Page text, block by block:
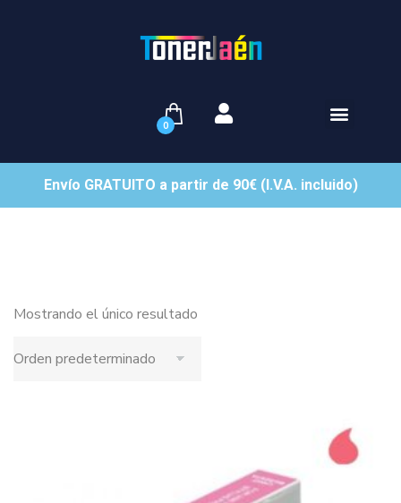
0
Envío GRATUITO a partir de 90€ (I.V.A. incluido)
Mostrando el único resultado